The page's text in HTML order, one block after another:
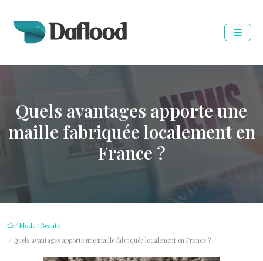
Quels avantages apporte une
maille fabriquée localement en
France ?
/ Mode / Beauté
/ Quels avantages apporte une maille fabriquée localement en France ?